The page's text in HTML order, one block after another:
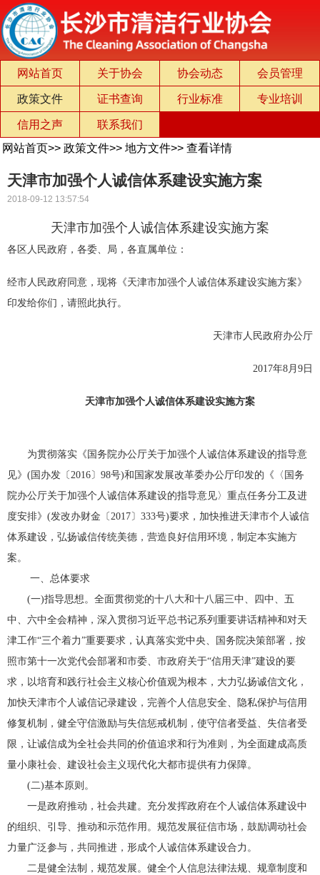
网站首页 关于协会 协会动态 会员管理
政策文件 证书查询 行业标准 专业培训
信用之声
联系我们
网站首页>> 政策文件>> 地方文件>> 查看详情
天津市加强个人诚信体系建设实施方案
2018-09-12 13:57:54
天津市加强个人诚信体系建设实施方案
各区人民政府，各委、局，各直属单位：
经市人民政府同意，现将《天津市加强个人诚信体系建设实施方案》
印发给你们，请照此执行。
天津市人民政府办公厅
2017年8月9日
天津市加强个人诚信体系建设实施方案
为贯彻落实《国务院办公厅关于加强个人诚信体系建设的指导意
见》(国办发〔2016〕98号)和国家发展改革委办公厅印发的《〈国务
院办公厅关于加强个人诚信体系建设的指导意见〉重点任务分工及进
度安排》(发改办财金〔2017〕333号)要求，加快推进天津市个人诚信
体系建设，弘扬诚信传统美德，营造良好信用环境，制定本实施方
案。
一、总体要求
(一)指导思想。全面贯彻党的十八大和十八届三中、四中、五
中、六中全会精神，深入贯彻习近平总书记系列重要讲话精神和对天
津工作“三个着力”重要要求，认真落实党中央、国务院决策部署，按
照市第十一次党代会部署和市委、市政府关于“信用天津”建设的要
求，以培育和践行社会主义核心价值观为根本，大力弘扬诚信文化，
加快天津市个人诚信记录建设，完善个人信息安全、隐私保护与信用
修复机制，健全守信激励与失信惩戒机制，使守信者受益、失信者受
限，让诚信成为全社会共同的价值追求和行为准则，为全面建成高质
量小康社会、建设社会主义现代化大都市提供有力保障。
(二)基本原则。
一是政府推动，社会共建。充分发挥政府在个人诚信体系建设中
的组织、引导、推动和示范作用。规范发展征信市场，鼓励调动社会
力量广泛参与，共同推进，形成个人诚信体系建设合力。
二是健全法制，规范发展。健全个人信息法律法规、规章制度和